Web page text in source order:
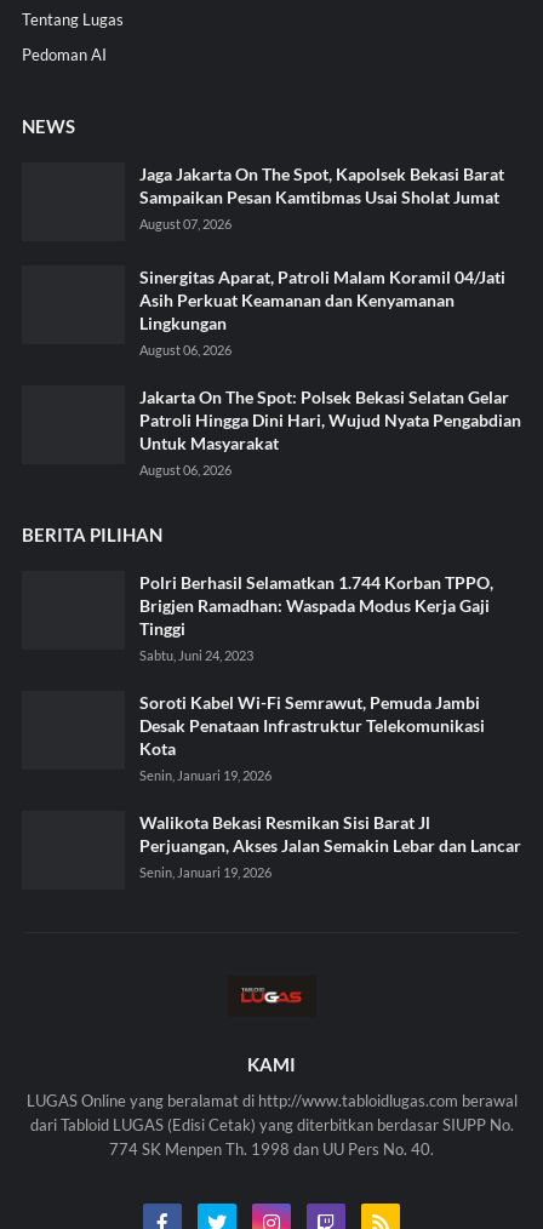
Tentang Lugas
Pedoman AI
NEWS
Jaga Jakarta On The Spot, Kapolsek Bekasi Barat
Sampaikan Pesan Kamtibmas Usai Sholat Jumat
August 07, 2026
Sinergitas Aparat, Patroli Malam Koramil 04/Jati
Asih Perkuat Keamanan dan Kenyamanan
Lingkungan
August 06, 2026
Jakarta On The Spot: Polsek Bekasi Selatan Gelar
Patroli Hingga Dini Hari, Wujud Nyata Pengabdian
Untuk Masyarakat
August 06, 2026
BERITA PILIHAN
Polri Berhasil Selamatkan 1.744 Korban TPPO,
Brigjen Ramadhan: Waspada Modus Kerja Gaji
Tinggi
Sabtu, Juni 24, 2023
Soroti Kabel Wi-Fi Semrawut, Pemuda Jambi
Desak Penataan Infrastruktur Telekomunikasi
Kota
Senin, Januari 19, 2026
Walikota Bekasi Resmikan Sisi Barat Jl
Perjuangan, Akses Jalan Semakin Lebar dan Lancar
Senin, Januari 19, 2026
KAMI
LUGAS Online yang beralamat di http://www.tabloidlugas.com berawal
dari Tabloid LUGAS (Edisi Cetak) yang diterbitkan berdasar SIUPP No.
774 SK Menpen Th. 1998 dan UU Pers No. 40.